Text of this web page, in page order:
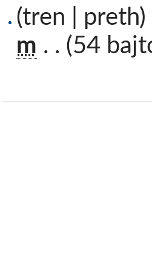
(tren | preth)
m . . (54